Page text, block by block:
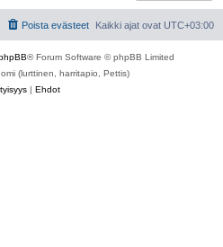
Kaikki ajat ovat UTC+03:00
Poista evästeet
® Forum Software © phpBB Limited
(lurttinen, harritapio, Pettis)
| Ehdot